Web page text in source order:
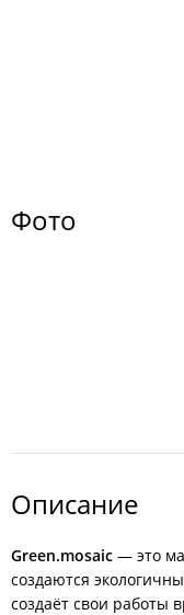
Фото
Описание
Green.mosaic — это
создаются
создаёт свои работы